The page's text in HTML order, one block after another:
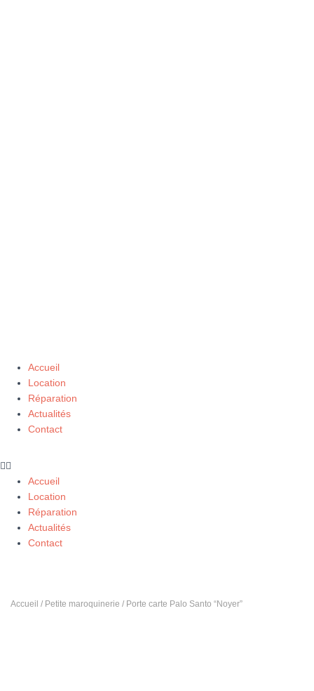
Accueil
Location
Réparation
Actualités
Contact
Accueil
Location
Réparation
Actualités
Contact
Accueil / Petite maroquinerie / Porte carte Palo Santo “Noyer”